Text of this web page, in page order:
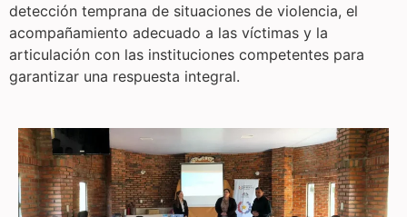
detección temprana de situaciones de violencia, el
acompañamiento adecuado a las víctimas y la
articulación con las instituciones competentes para
garantizar una respuesta integral.